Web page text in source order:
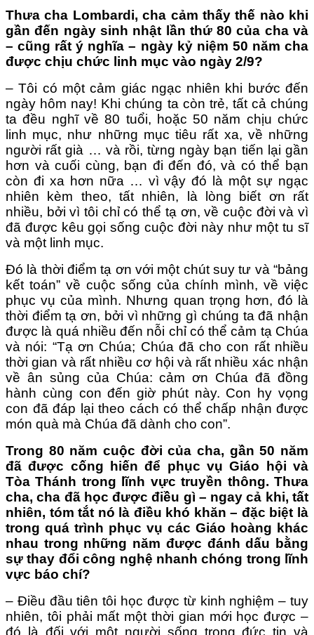
Thưa cha Lombardi, cha cảm thấy thế nào khi
gần đến ngày sinh nhật lần thứ 80 của cha và
– cũng rất ý nghĩa – ngày kỷ niệm 50 năm cha
được chịu chức linh mục vào ngày 2/9?
– Tôi có một cảm giác ngạc nhiên khi bước đến
ngày hôm nay! Khi chúng ta còn trẻ, tất cả chúng
ta đều nghĩ về 80 tuổi, hoặc 50 năm chịu chức
linh mục, như những mục tiêu rất xa, về những
người rất già … và rồi, từng ngày bạn tiến lại gần
hơn và cuối cùng, bạn đi đến đó, và có thể bạn
còn đi xa hơn nữa … vì vậy đó là một sự ngạc
nhiên kèm theo, tất nhiên, là lòng biết ơn rất
nhiều, bởi vì tôi chỉ có thể tạ ơn, về cuộc đời và vì
đã được kêu gọi sống cuộc đời này như một tu sĩ
và một linh mục.
Đó là thời điểm tạ ơn với một chút suy tư và “bảng
kết toán” về cuộc sống của chính mình, về việc
phục vụ của mình. Nhưng quan trọng hơn, đó là
thời điểm tạ ơn, bởi vì những gì chúng ta đã nhận
được là quá nhiều đến nỗi chỉ có thể cảm tạ Chúa
và nói: “Tạ ơn Chúa; Chúa đã cho con rất nhiều
thời gian và rất nhiều cơ hội và rất nhiều xác nhận
về ân sủng của Chúa: cảm ơn Chúa đã đồng
hành cùng con đến giờ phút này. Con hy vọng
con đã đáp lại theo cách có thể chấp nhận được
món quà mà Chúa đã dành cho con”.
Trong 80 năm cuộc đời của cha, gần 50 năm
đã được cống hiến để phục vụ Giáo hội và
Tòa Thánh trong lĩnh vực truyền thông. Thưa
cha, cha đã học được điều gì – ngay cả khi, tất
nhiên, tóm tắt nó là điều khó khăn – đặc biệt là
trong quá trình phục vụ các Giáo hoàng khác
nhau trong những năm được đánh dấu bằng
sự thay đổi công nghệ nhanh chóng trong lĩnh
vực báo chí?
– Điều đầu tiên tôi học được từ kinh nghiệm – tuy
nhiên, tôi phải mất một thời gian mới học được –
đó là đối với một người sống trong đức tin và